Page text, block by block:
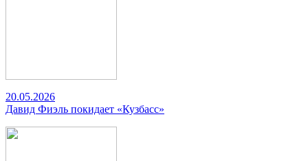
20.05.2026
Давид Фиэль покидает «Кузбасс»